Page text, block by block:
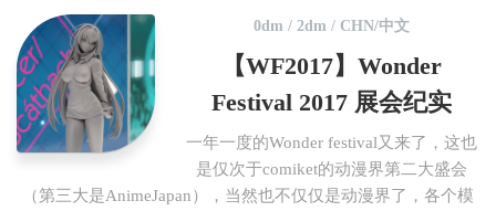
0dm / 2dm / CHN/中文
【WF2017】Wonder
Festival 2017 展会纪实
一年一度的Wonder festival又来了，这也
是仅次于comiket的动漫界第二大盛会
（第三大是AnimeJapan），当然也不仅仅是动漫界了，各个模